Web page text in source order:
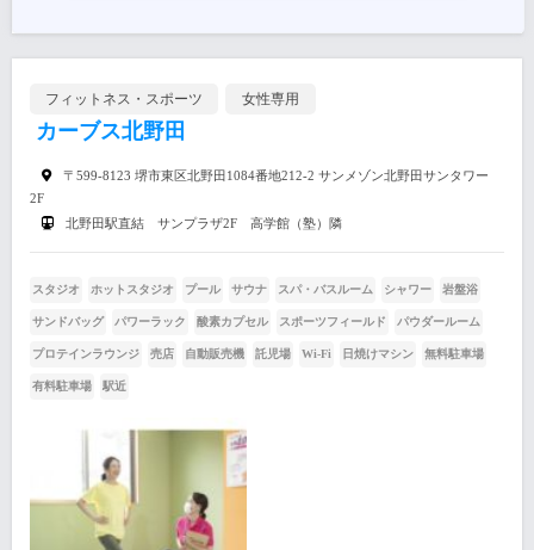
フィットネス・スポーツ 女性専用
カーブス北野田
〒599-8123 堺市東区北野田1084番地212-2 サンメゾン北野田サンタワー
2F
北野田駅直結 サンプラザ2F 高学館（塾）隣
スタジオ ホットスタジオ プール サウナ スパ・バスルーム シャワー 岩盤浴
サンドバッグ パワーラック 酸素カプセル スポーツフィールド パウダールーム
プロテインラウンジ 売店 自動販売機 託児場 Wi-Fi 日焼けマシン 無料駐車場
有料駐車場 駅近